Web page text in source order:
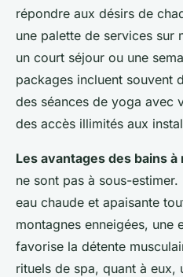
répondre aux désirs de
une palette de services sur
un court séjour ou une
packages incluent souvent
des séances de yoga avec
des accès illimités aux
Les avantages des bains
ne sont pas à sous-
eau chaude et apaisante
montagnes enneigées, une
favorise la détente
rituels de spa, quant à eux,